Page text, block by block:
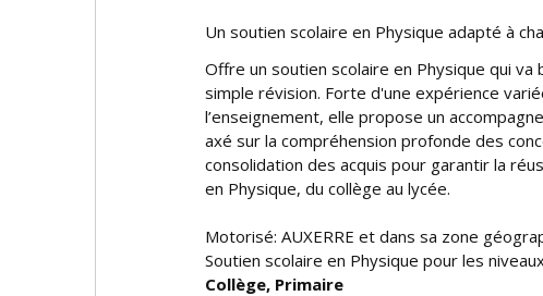
Un soutien scolaire en Physique adapté à
Offre un soutien scolaire en Physique qui va
simple révision. Forte d'une expérience
l’enseignement, elle propose un
axé sur la compréhension profonde des
consolidation des acquis pour garantir la
en Physique, du collège au lycée.
Motorisé: AUXERRE et dans sa zone
Soutien scolaire en Physique pour les
Collège, Primaire